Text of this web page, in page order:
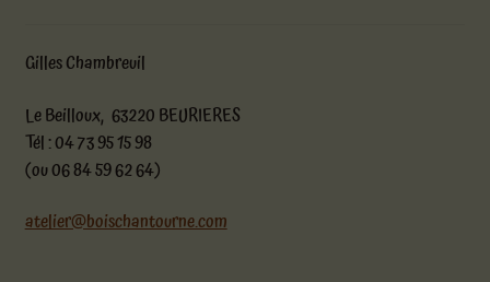
Gilles Chambreuil
Le Beilloux, 63220 BEURIERES
Tél : 04 73 95 15 98
(ou 06 84 59 62 64)
atelier@boischantourne.com